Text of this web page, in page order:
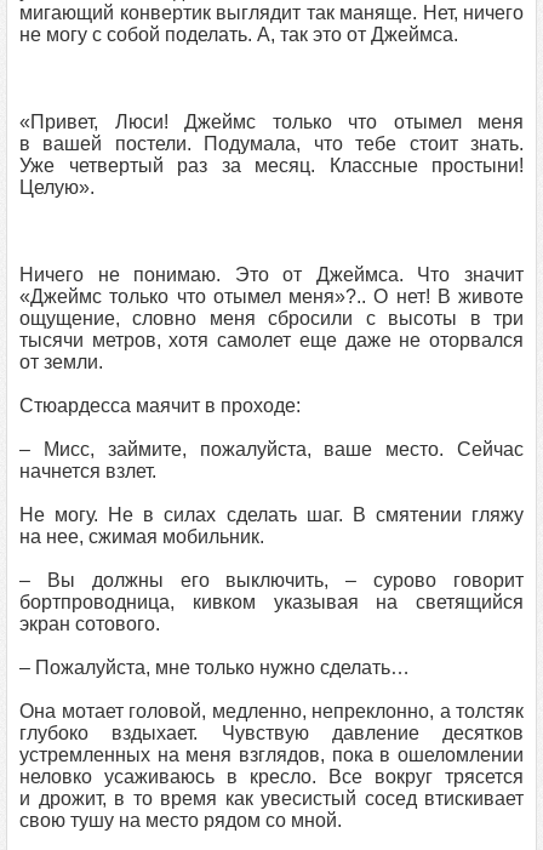
мигающий конвертик выглядит так маняще. Нет, ничего
не могу с собой поделать. А, так это от Джеймса.
«Привет, Люси! Джеймс только что отымел меня
в вашей постели. Подумала, что тебе стоит знать.
Уже четвертый раз за месяц. Классные простыни!
Целую».
Ничего не понимаю. Это от Джеймса. Что значит
«Джеймс только что отымел меня»?.. О нет! В животе
ощущение, словно меня сбросили с высоты в три
тысячи метров, хотя самолет еще даже не оторвался
от земли.
Стюардесса маячит в проходе:
– Мисс, займите, пожалуйста, ваше место. Сейчас
начнется взлет.
Не могу. Не в силах сделать шаг. В смятении гляжу
на нее, сжимая мобильник.
– Вы должны его выключить, – сурово говорит
бортпроводница, кивком указывая на светящийся
экран сотового.
– Пожалуйста, мне только нужно сделать…
Она мотает головой, медленно, непреклонно, а толстяк
глубоко вздыхает. Чувствую давление десятков
устремленных на меня взглядов, пока в ошеломлении
неловко усаживаюсь в кресло. Все вокруг трясется
и дрожит, в то время как увесистый сосед втискивает
свою тушу на место рядом со мной.